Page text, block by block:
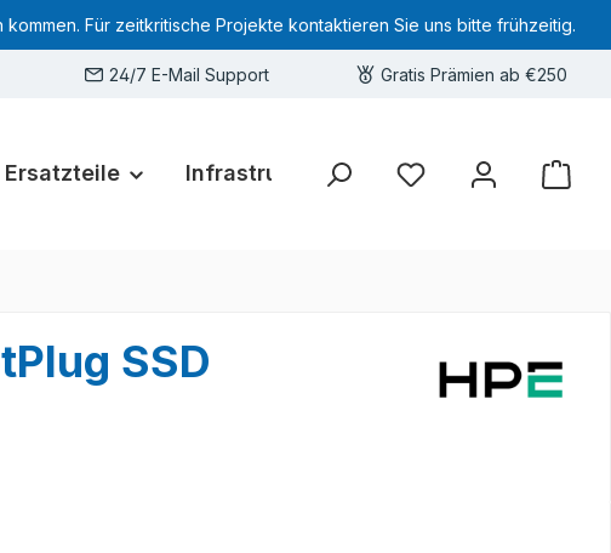
Für zeitkritische Projekte kontaktieren Sie uns bitte frühzeitig.
24/7 E-Mail Support Gratis Prämien ab €250
Ersatzteile Infrastruktur Hardware-Deals
Sie haben 0 Produkte
SSD